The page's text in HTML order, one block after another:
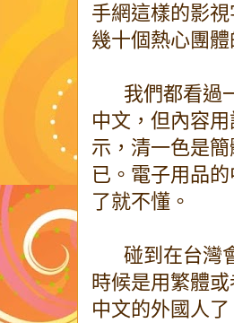
手網這樣的影
幾十個熱心團體
我們都看過
中文，但內容
示，清一色是
已。電子用品
了就不懂。
碰到在台灣
時候是用繁體
中文的外國人